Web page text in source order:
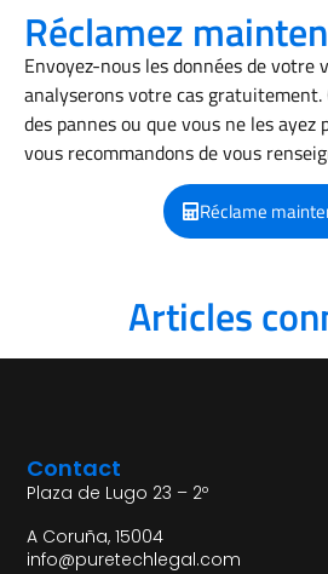
Réclamez
Envoyez-nous les données de votre
analyserons votre cas gratuitement.
des pannes ou que vous ne les ayez
vous recommandons de vous
Réclame
Articles
Contact
Plaza de Lugo 23 – 2º
A Coruña, 15004
info@puretechlegal.com